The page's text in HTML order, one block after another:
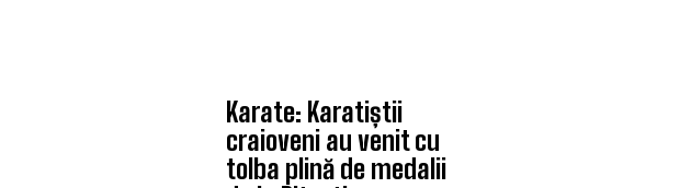
Karate: Karatiștii
craioveni au venit cu
tolba plină de medalii